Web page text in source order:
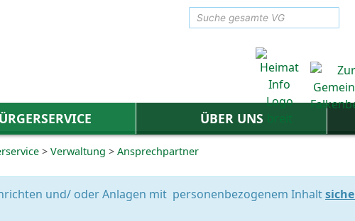
ÜBER UNS
> Verwaltung > Ansprechpartner
und/ oder Anlagen mit personenbezogenem Inhalt